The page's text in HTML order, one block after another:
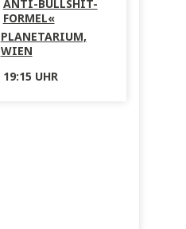
ANTI-BULLSHIT-
FORMEL«
PLANETARIUM,
WIEN
19:15 UHR